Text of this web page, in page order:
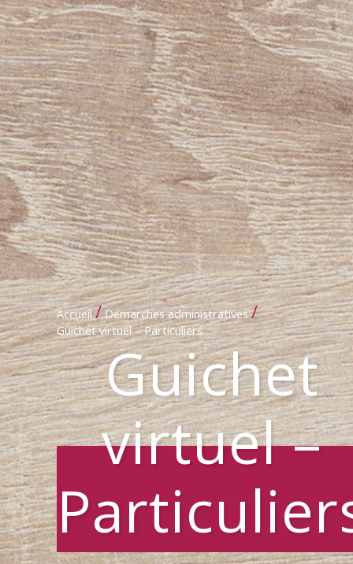
Accueil / Démarches administratives /
Guichet virtuel – Particuliers
Guichet
virtuel –